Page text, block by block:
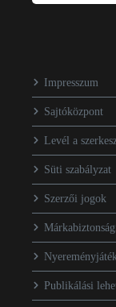
Impresszum
Sajtóközpont
Levél a
Süti szabályzat
Szerzői jogok
Publikálási